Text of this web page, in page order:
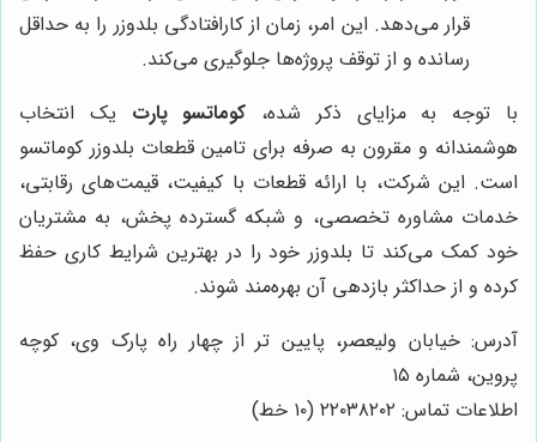
قرار می‌دهد. این امر، زمان از کارافتادگی بلدوزر را به حداقل
رسانده و از توقف پروژه‌ها جلوگیری می‌کند.
با توجه به مزایای ذکر شده، کوماتسو پارت یک انتخاب
هوشمندانه و مقرون به صرفه برای تامین قطعات بلدوزر کوماتسو
است. این شرکت، با ارائه قطعات با کیفیت، قیمت‌های رقابتی،
خدمات مشاوره تخصصی، و شبکه گسترده پخش، به مشتریان
خود کمک می‌کند تا بلدوزر خود را در بهترین شرایط کاری حفظ
کرده و از حداکثر بازدهی آن بهره‌مند شوند.
آدرس: خیابان ولیعصر، پایین تر از چهار راه پارک وی، کوچه
پروین، شماره ١٥
اطلاعات تماس: ٢٢٠٣٨٢٠٢ (١٠ خط)